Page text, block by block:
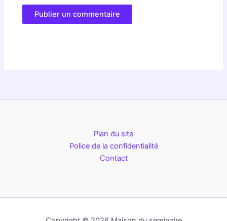
Plan du site
Police de la confidentialité
Contact